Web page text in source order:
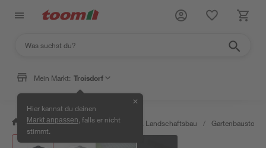
Mein Markt: Troisdorf
Hier kannst du deinen
Markt anpassen , falls er nicht
stimmt.
✕
/ Garten & Freizeit / Gartenbau & Landschaftsbau / Gartenbaustoffe